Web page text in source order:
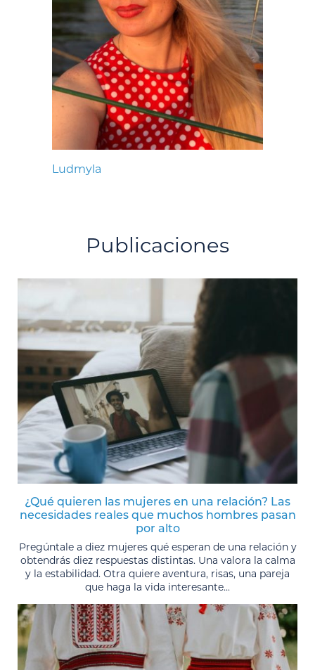
Ludmyla
Publicaciones
¿Qué quieren las mujeres en una relación? Las
necesidades reales que muchos hombres pasan
por alto
Pregúntale a diez mujeres qué esperan de una relación y
obtendrás diez respuestas distintas. Una valora la calma
y la estabilidad. Otra quiere aventura, risas, una pareja
que haga la vida interesante...